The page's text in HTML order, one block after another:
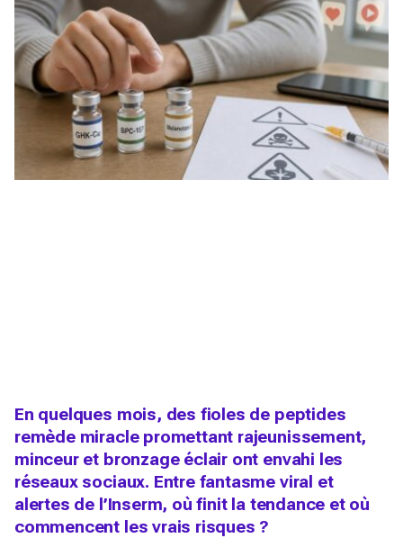
En quelques mois, des fioles de peptides
remède miracle promettant rajeunissement,
minceur et bronzage éclair ont envahi les
réseaux sociaux. Entre fantasme viral et
alertes de l’Inserm, où finit la tendance et où
commencent les vrais risques ?